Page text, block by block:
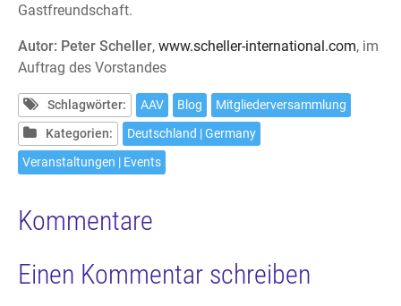
Gastfreundschaft.
Autor: Peter Scheller, www.scheller-international.com, im
Auftrag des Vorstandes
Schlagwörter: AAV Blog
Mitgliederversammlung
Kategorien:
Deutschland | Germany
Veranstaltungen | Events
Kommentare
Einen Kommentar schreiben